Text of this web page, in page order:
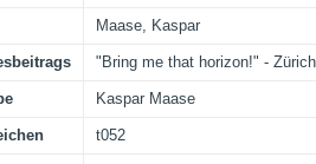
Maase, Kaspar
"Bring me that horizon!" -
Kaspar Maase
t052